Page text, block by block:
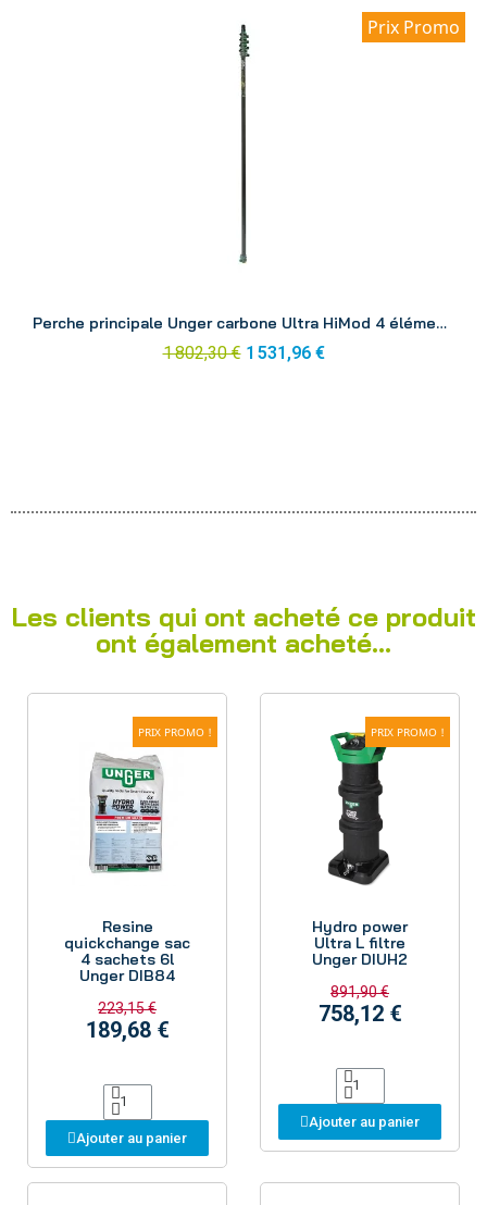
Prix Promo
Perche principale Unger carbone Ultra HiMod 4 éléments 6.63 m UH67G
1 802,30 € 1 531,96 €
Les clients qui ont acheté ce produit
ont également acheté...
PRIX PROMO !
Resine
quickchange sac
4 sachets 6l
Unger DIB84
223,15 €
189,68 €
Ajouter au panier
PRIX PROMO !
Hydro power
Ultra L filtre
Unger DIUH2
891,90 €
758,12 €
Ajouter au panier